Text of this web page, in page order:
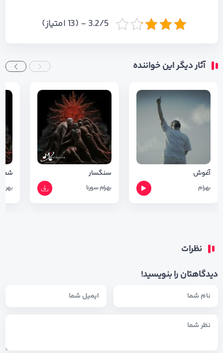
3.2/5 - (13 امتیاز)
آثار دیگر این خواننده
آغوش
بهرام
سنگسار
بهرام سورنا
شعر
بهرام
نظرات
دیدگاهتان را بنویسید!